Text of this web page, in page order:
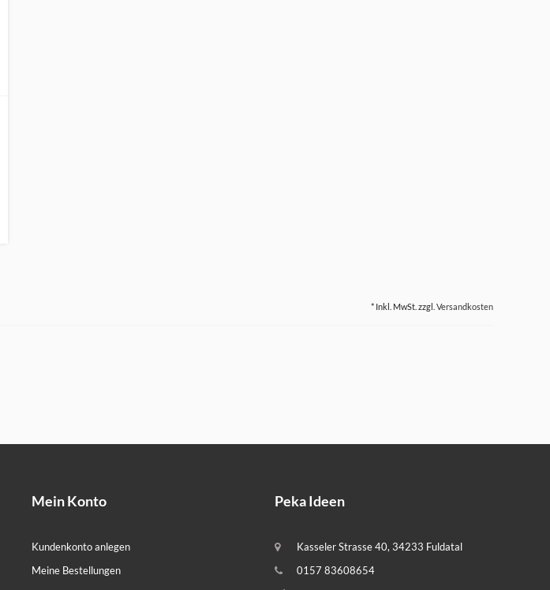
* Inkl. MwSt. zzgl. Versandkosten
Mein Konto
Kundenkonto anlegen
Meine Bestellungen
Peka Ideen
Kasseler Strasse 40, 34233 Fuldatal
0157 83608654